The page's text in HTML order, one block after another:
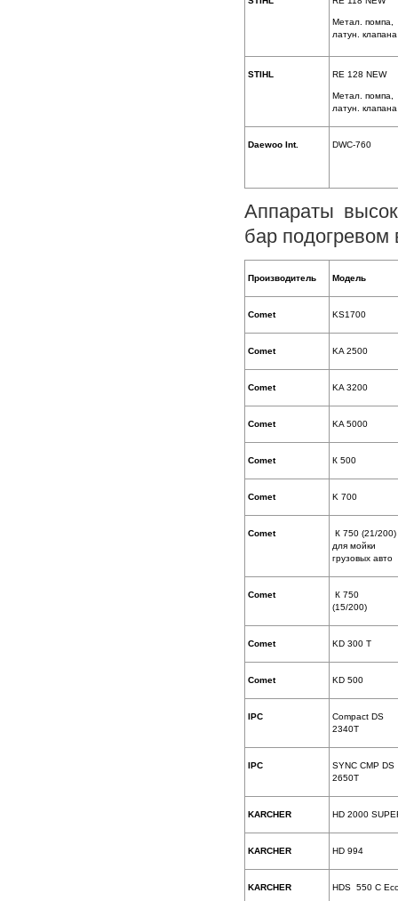
Метал. помпа,
латун. клапана
STIHL RE 128 NEW
Метал. помпа,
латун. клапана
Daewoo Int. DWC-760
Аппараты
бар подогревом
Производитель Модель
Comet KS1700
Comet KA 2500
Comet KA 3200
Comet KA 5000
Comet К 500
Comet K 700
Comet
К 750 (21/200)
для мойки
грузовых авто
Comet
К 750
(15/200)
Comet KD 300 T
Comet KD 500
IPC
Compact DS
2340T
IPC
SYNC CMP DS
2650T
KARCHER HD 2000
KARCHER HD 994
KARCHER HDS 550 С